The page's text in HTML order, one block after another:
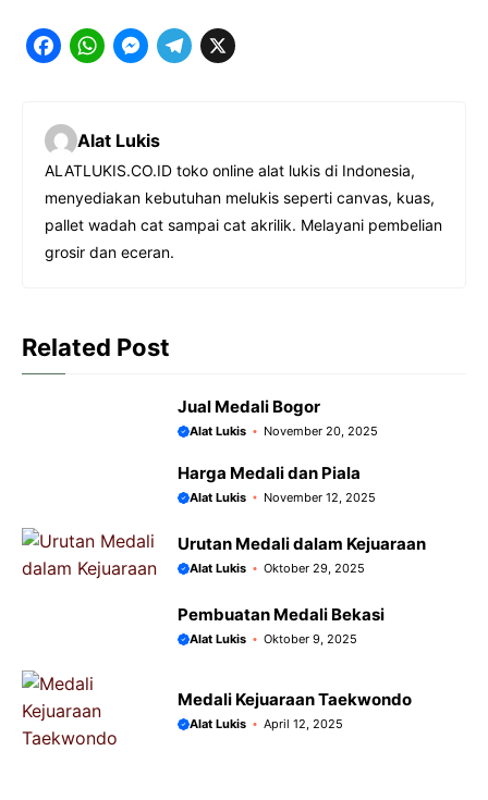
F
c
e
b
o
o
W
t
s
A
p
M
s
e
n
g
r
T
e
g
r
a
X
Alat Lukis
ALATLUKIS.CO.ID toko online alat lukis di Indonesia,
menyediakan kebutuhan melukis seperti canvas, kuas,
pallet wadah cat sampai cat akrilik. Melayani pembelian
grosir dan eceran.
Related Post
Jual Medali Bogor
Alat Lukis November 20, 2025
Harga Medali dan Piala
Alat Lukis November 12, 2025
Urutan Medali dalam Kejuaraan
Alat Lukis Oktober 29, 2025
Pembuatan Medali Bekasi
Alat Lukis Oktober 9, 2025
Medali Kejuaraan Taekwondo
Alat Lukis April 12, 2025